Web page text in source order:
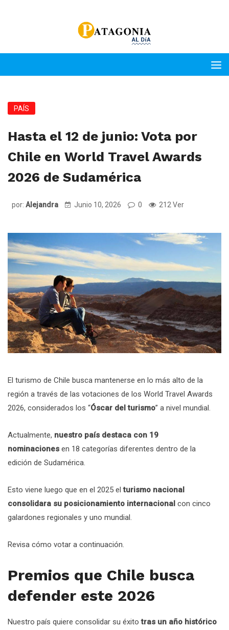
PAÍS
Hasta el 12 de junio: Vota por
Chile en World Travel Awards
2026 de Sudamérica
por: Alejandra Junio 10, 2026 0 212 Ver
El turismo de Chile busca mantenerse en lo más alto de la
región a través de las votaciones de los World Travel Awards
2026, considerados los “Óscar del turismo” a nivel mundial.
Actualmente, nuestro país destaca con 19
nominaciones en 18 categorías diferentes dentro de la
edición de Sudamérica.
Esto viene luego que en el 2025 elturismo nacional
consolidara su posicionamiento internacional con cinco
galardones regionales y uno mundial.
Revisa cómo votar a continuación.
Premios que Chile busca
defender este 2026
Nuestro país quiere consolidar su éxito tras un año histórico